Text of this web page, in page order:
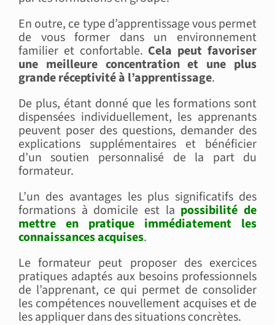
En outre, ce type d’apprentissage vous permet
de vous former dans un environnement
familier et confortable. Cela peut favoriser
une meilleure concentration et une plus
grande réceptivité à l’apprentissage.
De plus, étant donné que les formations sont
dispensées individuellement, les apprenants
peuvent poser des questions, demander des
explications supplémentaires et bénéficier
d’un soutien personnalisé de la part du
formateur.
L’un des avantages les plus significatifs des
formations à domicile est la possibilité de
mettre en pratique immédiatement les
connaissances acquises.
Le formateur peut proposer des exercices
pratiques adaptés aux besoins professionnels
de l’apprenant, ce qui permet de consolider
les compétences nouvellement acquises et de
les appliquer dans des situations concrètes.